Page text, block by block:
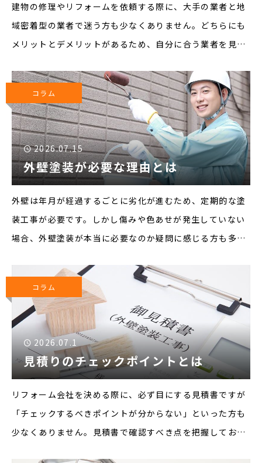
建物の修理やリフォームを依頼する際に、大手の業者と地
域密着型の業者で迷う方も少なくありません。どちらにも
メリットとデメリットがあるため、自分に合う業者を見極
るメリットについて紹介します。▼地域密着型の工務店に
依頼するメリッ
コラム
2026.07.15
外壁塗装が必要な理由とは
外壁は年月が経過するごとに劣化が進むため、定期的な塗
装工事が必要です。しかし傷みや色あせが発生していない
場合、外壁塗装が本当に必要なのか疑問に感じる方も多い
いて解説します。▼外壁塗装が必要な理由■外壁をきれい
に保つ汚れ
コラム
2026.07.1
見積りのチェックポイントとは
リフォーム会社を決める際に、必ず目にする見積書ですが
「チェックするべきポイントが分からない」といった方も
少なくありません。見積書で確認すべき点を把握しておく